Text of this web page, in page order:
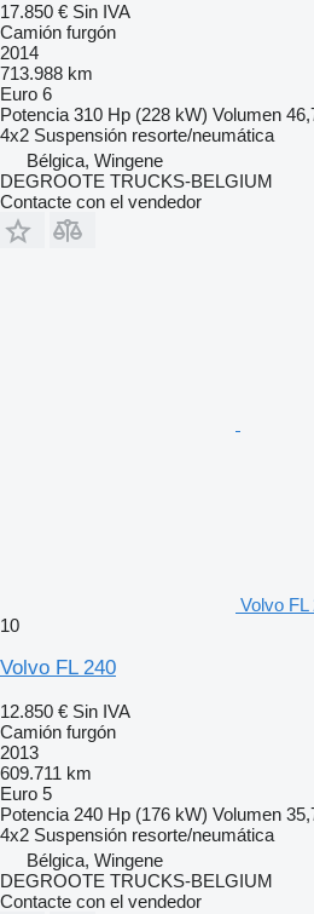
17.850 € Sin IVA
Camión furgón
2014
713.988 km
Euro 6
Potencia 310 Hp (228 kW) Volumen
4x2 Suspensión resorte/neumática
Bélgica, Wingene
DEGROOTE TRUCKS-BELGIUM
Contacte con el vendedor
Volvo FL
10
Volvo FL 240
12.850 € Sin IVA
Camión furgón
2013
609.711 km
Euro 5
Potencia 240 Hp (176 kW) Volumen
4x2 Suspensión resorte/neumática
Bélgica, Wingene
DEGROOTE TRUCKS-BELGIUM
Contacte con el vendedor